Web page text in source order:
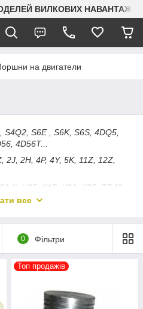
ВИЛКОВИХ
на двигатели
S6E , S6K, S6S, 4DQ5,
4D56T...
2H, 4P, 4Y, 5K, 11Z, 12Z,
II, H25, K15, K21, K25, TD42,
4D95L, 4D95S, 4D105-5,
4JG2, 4JB1, 4BD1, 6BB1,
все
0 Фільтри
Топ продажів